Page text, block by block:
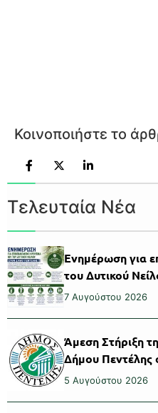
Κοινοποιήστε το
Τελευταία Νέα
Ενημέρωση για
του Δυτικού
7 Αυγούστου 2026
Άμεση Στήριξη
Δήμου Πεντέλης
5 Αυγούστου 2026